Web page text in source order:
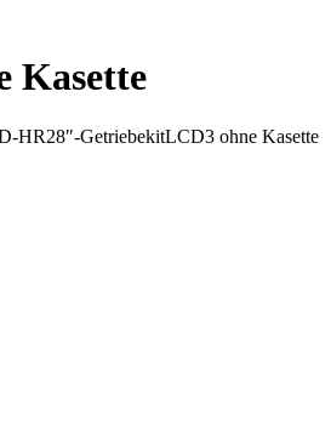
Kasette
HR28″-GetriebekitLCD3 ohne Kasette